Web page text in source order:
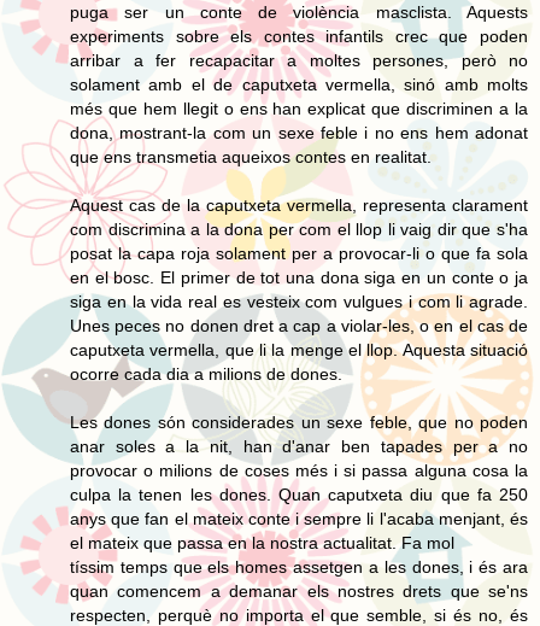
puga ser un conte de violència masclista. Aquests
experiments sobre els contes infantils crec que poden
arribar a fer recapacitar a moltes persones, però no
solament amb el de caputxeta vermella, sinó amb molts
més que hem llegit o ens han explicat que discriminen a la
dona, mostrant-la com un sexe feble i no ens hem adonat
que ens transmetia aqueixos contes en realitat.
Aquest cas de la caputxeta vermella, representa clarament
com discrimina a la dona per com el llop li vaig dir que s'ha
posat la capa roja solament per a provocar-li o que fa sola
en el bosc. El primer de tot una dona siga en un conte o ja
siga en la vida real es vesteix com vulgues i com li agrade.
Unes peces no donen dret a cap a violar-les, o en el cas de
caputxeta vermella, que li la menge el llop. Aquesta situació
ocorre cada dia a milions de dones.
Les dones són considerades un sexe feble, que no poden
anar soles a la nit, han d'anar ben tapades per a no
provocar o milions de coses més i si passa alguna cosa la
culpa la tenen les dones. Quan caputxeta diu que fa 250
anys que fan el mateix conte i sempre li l'acaba menjant, és
el mateix que passa en la nostra actualitat. Fa mol
tíssim temps que els homes assetgen a les dones, i és ara
quan comencem a demanar els nostres drets que se'ns
respecten, perquè no importa el que semble, si és no, és